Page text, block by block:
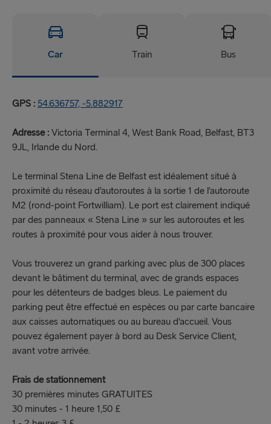
Car Train Bus
GPS : 54.636757, -5.882917
Adresse : Victoria Terminal 4, West Bank Road, Belfast, BT3
9JL, Irlande du Nord.
Le terminal Stena Line de Belfast est idéalement situé à
proximité du réseau d’autoroutes à la sortie 1 de l’autoroute
M2 (rond-point Fortwilliam). Le port est clairement indiqué
par des panneaux « Stena Line » sur les autoroutes et les
routes à proximité pour vous aider à nous trouver.
Vous trouverez un grand parking avec plus de 300 places
devant le bâtiment du terminal, avec de grands espaces
pour les détenteurs de badges bleus. Le paiement du
parking peut être effectué en espèces ou par carte bancaire
aux caisses automatiques ou au bureau d’accueil. Vous
pouvez également payer à bord au Desk Service Client,
avant votre arrivée.
Frais de stationnement
30 premières minutes GRATUITES
30 minutes - 1 heure 1,50 £